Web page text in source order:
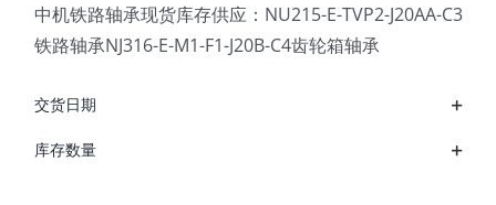
中机铁路轴承现货库存供应：NU215-E-TVP2-J20AA-C3
铁路轴承NJ316-E-M1-F1-J20B-C4齿轮箱轴承
交货日期
库存数量